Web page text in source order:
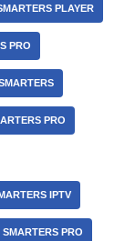
PLAYER
PRO
PRO
IPTV
PRO